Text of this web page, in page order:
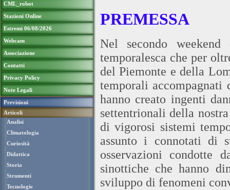
CML_robot
Stazioni Online
Estremi 06/08/2026
Webcam
Associazione
Contatti
Privacy Policy
Note Legali
Previsioni
Articoli
Analisi
Climatologia
Curiosità
Didattica
Storia
Strumenti
Tecnologie
PREMESSA
Nel secondo
temporalesca che per
del Piemonte e della
temporali
hanno creato ingenti
settentrionali della
di vigorosi sistemi
assunto i connotati di
osservazioni condotte
sinottiche che hanno
sviluppo di fenomeni